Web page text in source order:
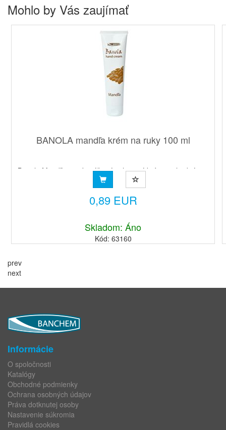
Mohlo by Vás zaujímať
BANOLA mandľa krém na ruky 100 ml
Banola Mandľa vysokovýživný ochranný krém je vhodný pre
ťažšie pracovné pod-mienky. Mandľový olej obsahuje vzá...
0,89 EUR
Skladom: Áno
Kód: 63160
prev
next
Informácie
O spoločnosti
Katalógy
Obchodné podmienky
Ochrana osobných údajov
Práva dotknutej osoby
Nastavenie súkromia
Pravidlá cookies